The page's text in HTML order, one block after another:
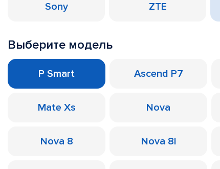
Sony ZTE
Выберите модель
P Smart Ascend P7
Mate Xs Nova
Nova 8 Nova 8i